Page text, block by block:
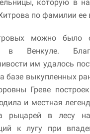
которую в
по фамилии ее
можно было
в Венкуле.
им удалось
базе выкупленных
Греве
и местная
рыцарей в лесу
к лугу при